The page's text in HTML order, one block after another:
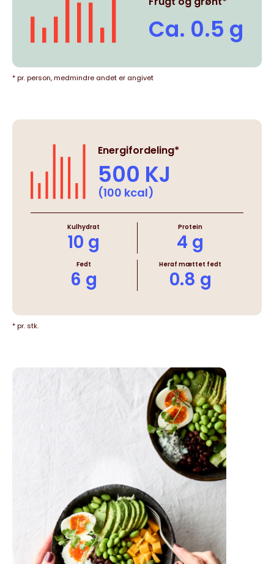
Ca. 0.5 g
* pr. person, medmindre andet er angivet
Energifordeling*
500 KJ
(100 kcal)
Kulhydrat
10 g
Protein
4 g
Fedt
6 g
Heraf mættet fedt
0.8 g
* pr. stk.